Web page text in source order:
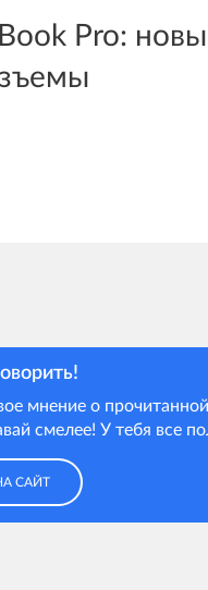
Pro:
мнение о
смелее! У тебя все
САЙТ